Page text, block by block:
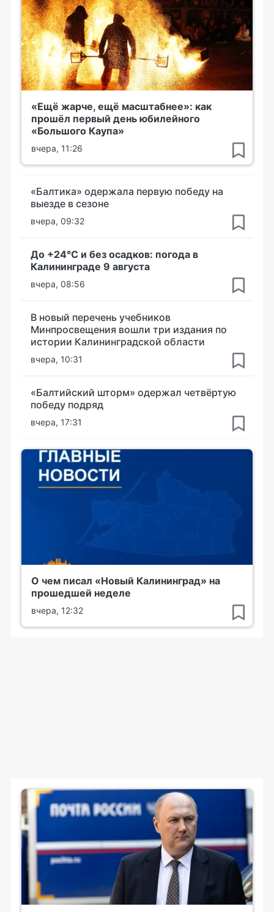
«Ещё жарче, ещё масштабнее»: как
прошёл первый день юбилейного
«Большого Каупа»
вчера, 11:26
«Балтика» одержала первую победу на
выезде в сезоне
вчера, 09:32
До +24°С и без осадков: погода в
Калининграде 9 августа
вчера, 08:56
В новый перечень учебников
Минпросвещения вошли три издания по
истории Калининградской области
вчера, 10:31
«Балтийский шторм» одержал четвёртую
победу подряд
вчера, 17:31
О чем писал «Новый Калининград» на
прошедшей неделе
вчера, 12:32